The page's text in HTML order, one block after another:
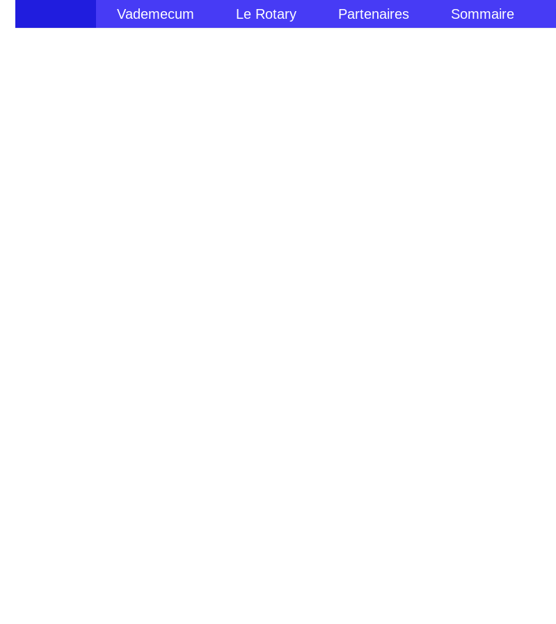
Vademecum Le Rotary Partenaires Sommaire